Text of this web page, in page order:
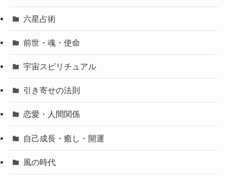
六星占術
前世・魂・使命
宇宙スピリチュアル
引き寄せの法則
恋愛・人間関係
自己成長・癒し・開運
風の時代